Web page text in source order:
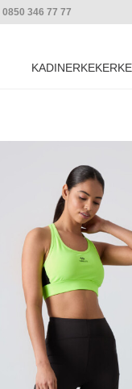
0850 346 77 77
KADINERKEK